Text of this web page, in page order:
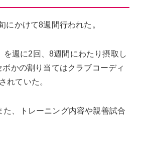
かけて8週間行われた。
週に2回、8週間にわたり摂取し
かの割り当てはクラブコーディ
れていた。
、トレーニング内容や親善試合